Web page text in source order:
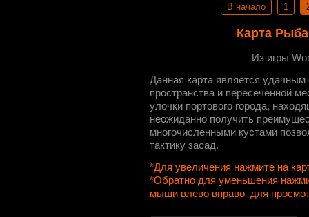
В начало 1
Карта
Из игры
Данная карта является удачным
пространства и пересечённой
улочки портового города,
неожиданно получить
многочисленными кустами
тактику засад.
*Для увеличения нажмите на
*Обратно для уменьшения
мыши влево вправо для